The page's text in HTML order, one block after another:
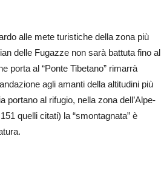
alle mete turistiche della zona più
delle Fugazze non sarà battuta fino al
porta al “Ponte Tibetano” rimarrà
agli amanti della altitudini più
portano al rifugio, nella zona dell’Alpe-
quelli citati) la “smontagnata” è